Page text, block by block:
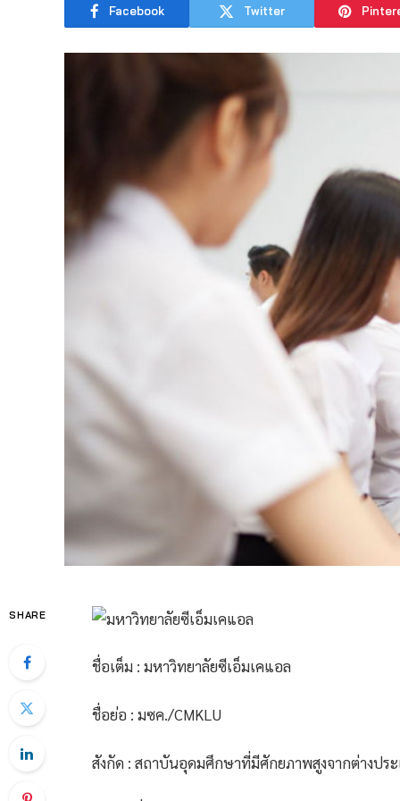
Facebook Twitter
SHARE
ชื่อเต็ม : มหาวิทยาลัยซีเอ็มเคแอล
ชื่อย่อ : มซค./CMKLU
สังกัด : สถาบันอุดมศึกษาที่มีศักยภาพสูงจากต่างปร